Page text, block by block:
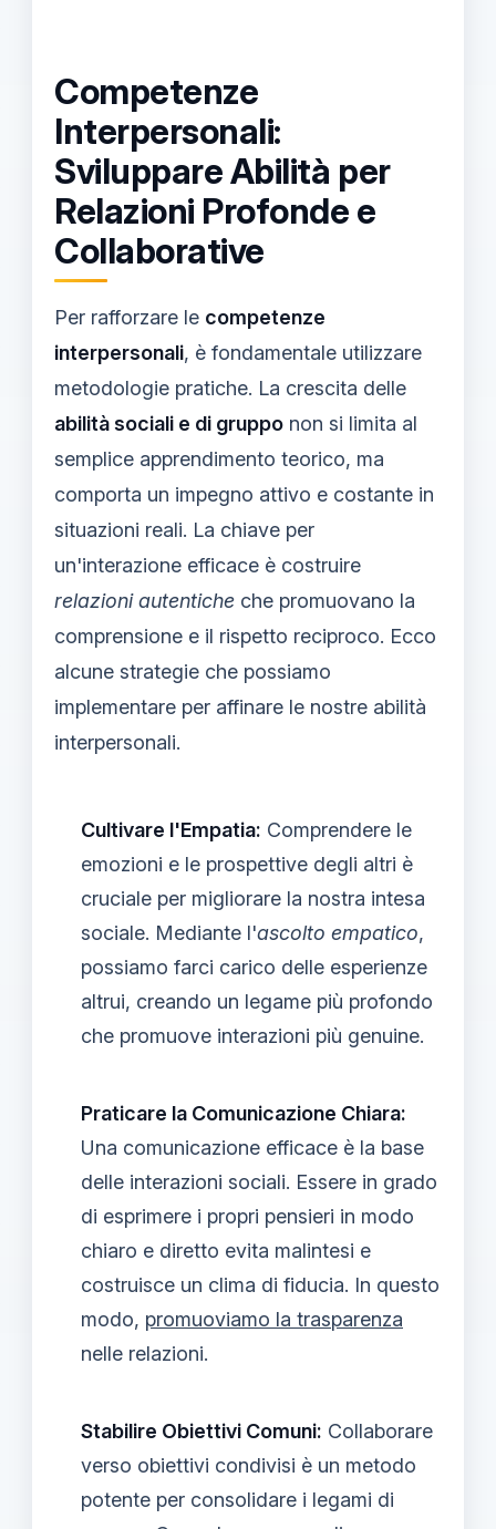
Competenze
Interpersonali:
Sviluppare Abilità per
Relazioni Profonde e
Collaborative
Per rafforzare le competenze
interpersonali, è fondamentale utilizzare
metodologie pratiche. La crescita delle
abilità sociali e di gruppo non si limita al
semplice apprendimento teorico, ma
comporta un impegno attivo e costante in
situazioni reali. La chiave per
un'interazione efficace è costruire
relazioni autentiche che promuovano la
comprensione e il rispetto reciproco. Ecco
alcune strategie che possiamo
implementare per affinare le nostre abilità
interpersonali.
Cultivare l'Empatia: Comprendere le
emozioni e le prospettive degli altri è
cruciale per migliorare la nostra intesa
sociale. Mediante l'ascolto empatico,
possiamo farci carico delle esperienze
altrui, creando un legame più profondo
che promuove interazioni più genuine.
Praticare la Comunicazione Chiara:
Una comunicazione efficace è la base
delle interazioni sociali. Essere in grado
di esprimere i propri pensieri in modo
chiaro e diretto evita malintesi e
costruisce un clima di fiducia. In questo
modo, promuoviamo la trasparenza
nelle relazioni.
Stabilire Obiettivi Comuni: Collaborare
verso obiettivi condivisi è un metodo
potente per consolidare i legami di